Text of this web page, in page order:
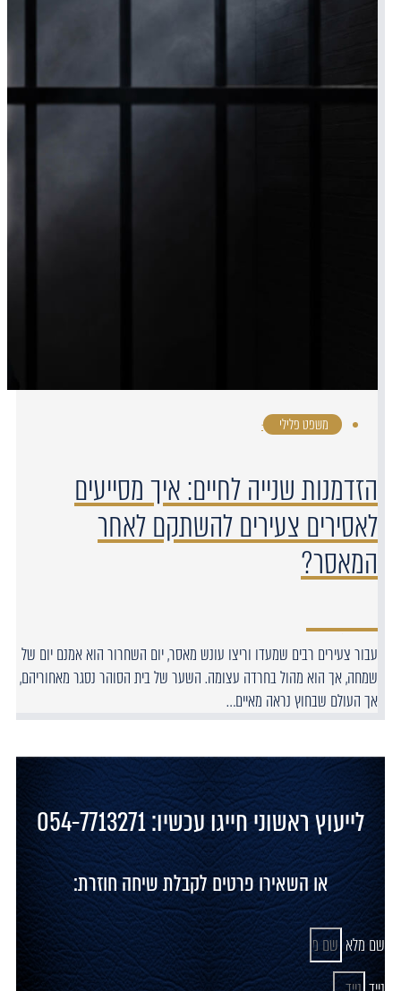
משפט פלילי ·
הזדמנות שנייה לחיים: איך מסייעים
לאסירים צעירים להשתקם לאחר
המאסר?
עבור צעירים רבים שמעדו וריצו עונש מאסר, יום השחרור הוא אמנם יום של
שמחה, אך הוא מהול בחרדה עצומה. השער של בית הסוהר נסגר מאחוריהם,
אך העולם שבחוץ נראה מאיים…
לייעוץ ראשוני חייגו עכשיו: 054-7713271
או השאירו פרטים לקבלת שיחה חוזרת:
שם מלא